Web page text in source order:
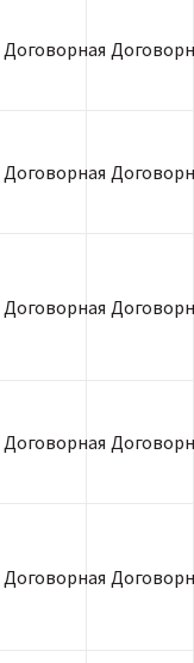
Договорная
Договорная
Договорная
Договорная
Договорная